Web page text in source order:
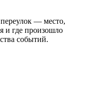
— место,
и где произошло
событий.